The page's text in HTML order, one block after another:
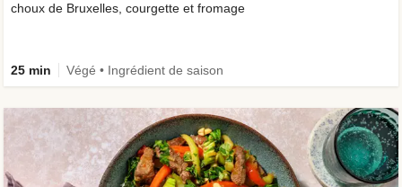
choux de Bruxelles, courgette et fromage
25 min Végé • Ingrédient de saison